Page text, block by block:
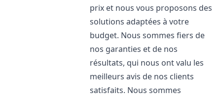
prix et nous vous proposons des
solutions adaptées à votre
budget. Nous sommes fiers de
nos garanties et de nos
résultats, qui nous ont valu les
meilleurs avis de nos clients
satisfaits. Nous sommes